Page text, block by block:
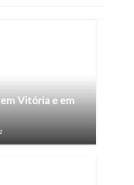
Vitória e em